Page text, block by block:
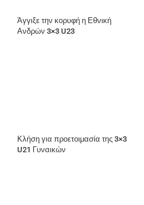
Άγγιξε την κορυφή η Εθνική
Ανδρών 3×3 U23
Κλήση για προετοιμασία της 3×3
U21 Γυναικών